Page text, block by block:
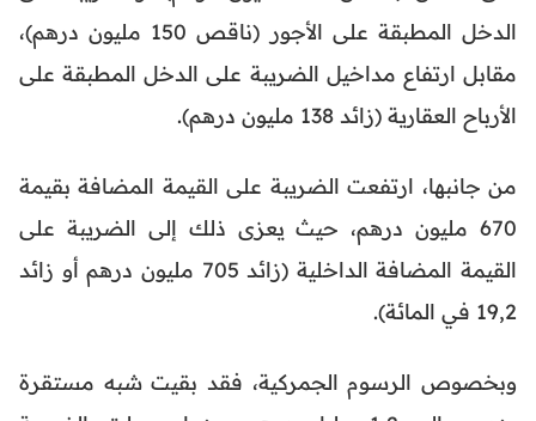
الدخل المطبقة على الأجور (ناقص 150 مليون درهم)،
مقابل ارتفاع مداخيل الضريبة على الدخل المطبقة على
الأرباح العقارية (زائد 138 مليون درهم).
من جانبها، ارتفعت الضريبة على القيمة المضافة بقيمة
670 مليون درهم، حيث يعزى ذلك إلى الضريبة على
القيمة المضافة الداخلية (زائد 705 مليون درهم أو زائد
19,2 في المائة).
وبخصوص الرسوم الجمركية، فقد بقيت شبه مستقرة